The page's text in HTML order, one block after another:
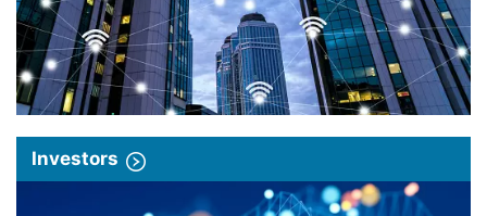
Investors